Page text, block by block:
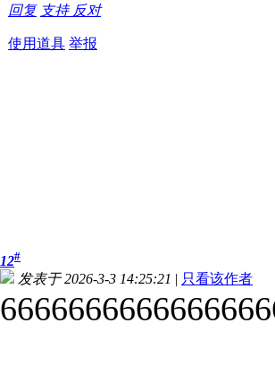
回复 支持 反对
使用道具 举报
12#
发表于 2026-3-3 14:25:21 | 只看该作者